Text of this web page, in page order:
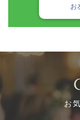
お
お